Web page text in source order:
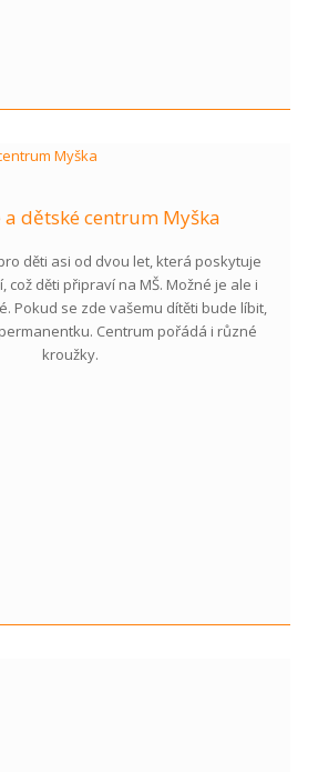
a dětské centrum Myška
děti asi od dvou let, která poskytuje
což děti připraví na MŠ. Možné je ale i
Pokud se zde vašemu dítěti bude líbit,
Centrum pořádá i různé
kroužky.